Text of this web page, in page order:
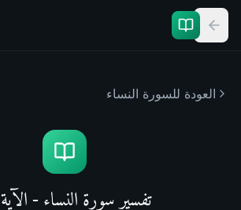
العودة للسورة النساء
تفسير سورة النساء - الآية 93